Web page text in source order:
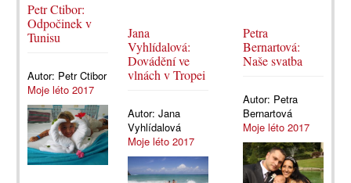
Petr Ctibor:
Odpočinek v
Tunisu
Autor: Petr Ctibor
Moje léto 2017
Jana
Vyhlídalová:
Dovádění ve
vlnách v Tropei
Autor:Jana
Vyhlídalová
Moje léto 2017
Petra
Bernartová:
Naše svatba
Autor: Petra
Bernartová
Moje léto 2017